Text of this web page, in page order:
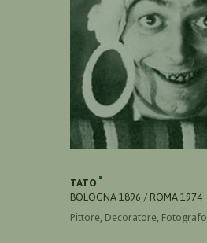
TATO
BOLOGNA 1896 / ROMA 1974
Pittore, Decoratore, Fotografo